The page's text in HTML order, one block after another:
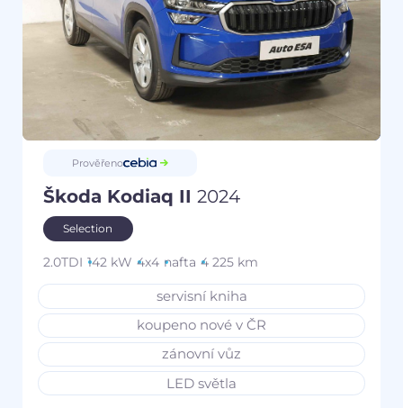
Prověřeno
Škoda Kodiaq II 2024
Selection
2.0TDI 142 kW 4x4 nafta 4 225 km
servisní kniha
koupeno nové v ČR
zánovní vůz
LED světla